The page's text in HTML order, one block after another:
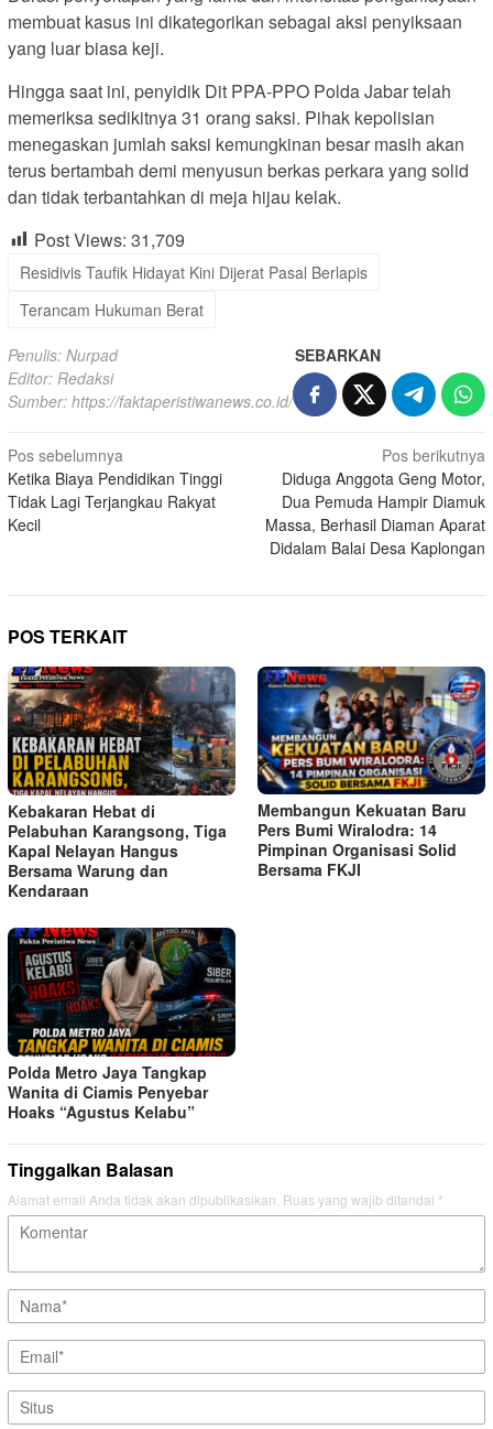
membuat kasus ini dikategorikan sebagai aksi penyiksaan
yang luar biasa keji.
Hingga saat ini, penyidik Dit PPA-PPO Polda Jabar telah
memeriksa sedikitnya 31 orang saksi. Pihak kepolisian
menegaskan jumlah saksi kemungkinan besar masih akan
terus bertambah demi menyusun berkas perkara yang solid
dan tidak terbantahkan di meja hijau kelak.
Post Views: 31,709
Residivis Taufik Hidayat Kini Dijerat Pasal Berlapis
Terancam Hukuman Berat
Penulis: Nurpad
Editor: Redaksi
Sumber: https://faktaperistiwanews.co.id/
SEBARKAN
Navigasi
pos
Pos sebelumnya
Ketika Biaya Pendidikan Tinggi
Tidak Lagi Terjangkau Rakyat
Kecil
Pos berikutnya
Diduga Anggota Geng Motor,
Dua Pemuda Hampir Diamuk
Massa, Berhasil Diaman Aparat
Didalam Balai Desa Kaplongan
POS TERKAIT
Kebakaran Hebat di
Pelabuhan Karangsong, Tiga
Kapal Nelayan Hangus
Bersama Warung dan
Kendaraan
Membangun Kekuatan Baru
Pers Bumi Wiralodra: 14
Pimpinan Organisasi Solid
Bersama FKJI
Polda Metro Jaya Tangkap
Wanita di Ciamis Penyebar
Hoaks “Agustus Kelabu”
Tinggalkan Balasan
Alamat email Anda tidak akan dipublikasikan. Ruas yang wajib ditandai *